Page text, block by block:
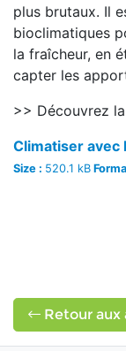
plus brutaux. Il
bioclimatiques
la fraîcheur, en
capter les
>> Découvrez
Climatiser avec
Size : 520.1 kB
Retour aux